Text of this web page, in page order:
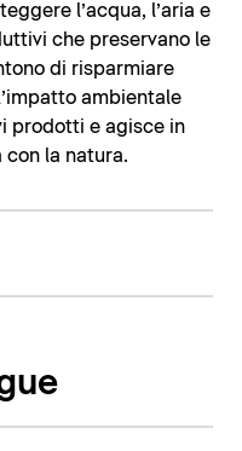
l’acqua, l’aria e
che preservano le
di risparmiare
ambientale
prodotti e agisce in
con la natura.